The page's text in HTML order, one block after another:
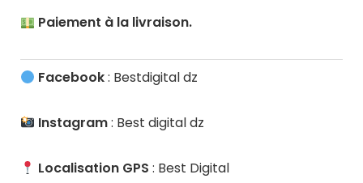
Paiement à la livraison.
Facebook: Bestdigital dz
Instagram: Best digital dz
Localisation GPS : Best Digital